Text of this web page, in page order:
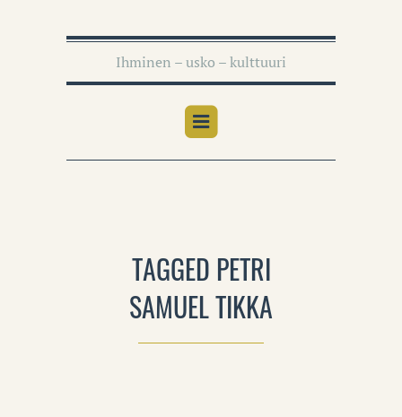
Ihminen – usko – kulttuuri
TAGGED PETRI
SAMUEL TIKKA